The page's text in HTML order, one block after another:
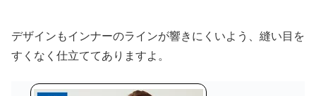
デザインもインナーのラインが響きにくいよう、縫い目を
すくなく仕立ててありますよ。